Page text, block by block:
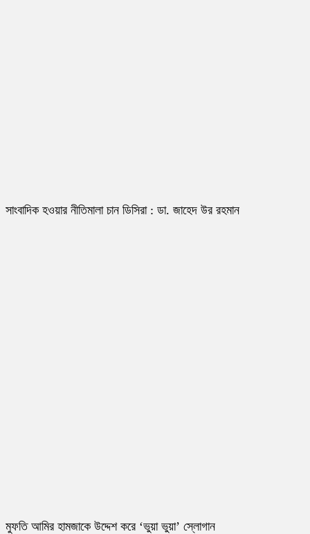
সাংবাদিক হওয়ার নীতিমালা চান ডিসিরা : ডা. জাহেদ উর রহমান
মুফতি আমির হামজাকে উদ্দেশ করে ‘ভুয়া ভুয়া’ স্লোগান